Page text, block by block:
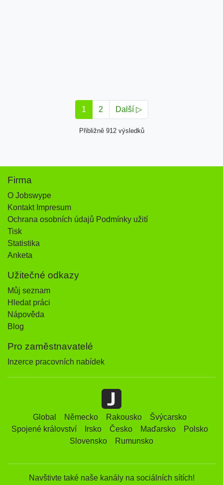
1 2 Další ▷
Přibližně 912 výsledků
Firma
O Jobswype
Kontakt Impresum
Ochrana osobních údajů Podmínky užití
Tisk
Statistika
Anketa
Užitečné odkazy
Můj seznam
Hledat práci
Nápověda
Blog
Pro zaměstnavatelé
Inzerce pracovních nabídek
Global Německo Rakousko
Švýcarsko
Spojené království
Irsko Česko Maďarsko
Polsko
Slovensko
Rumunsko
Navštivte také naše kanály na sociálních sítích!